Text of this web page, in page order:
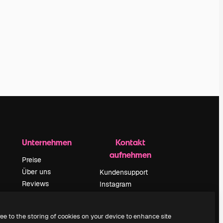
Unternehmen
Preise
Über uns
Reviews
Blog
Kontakt
aufnehmen
Kundensupport
Instagram
TikTok
to the storing of cookies on your device to enhance site